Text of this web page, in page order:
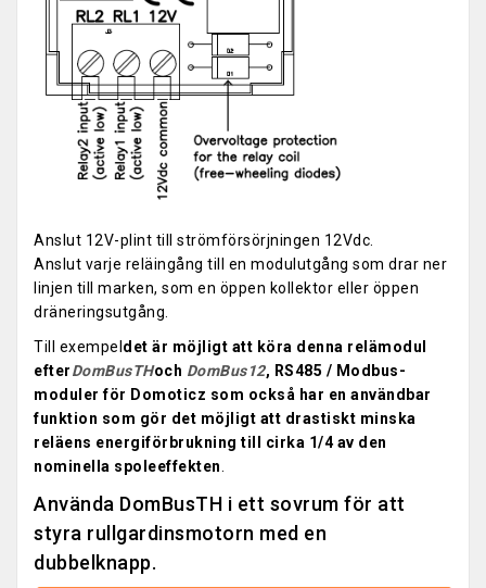
Anslut 12V-plint till strömförsörjningen 12Vdc.
Anslut varje reläingång till en modulutgång som drar ner
linjen till marken, som en öppen kollektor eller öppen
dräneringsutgång.
Till exempel det är möjligt att köra denna relämodul
efterDomBusTHoch DomBus12, RS485 / Modbus-
moduler för Domoticz som också har en användbar
funktion som gör det möjligt att drastiskt minska
reläens energiförbrukning till cirka 1/4 av den
nominella spoleeffekten
Använda DomBusTH i ett sovrum för att
styra rullgardinsmotorn med en
dubbelknapp.